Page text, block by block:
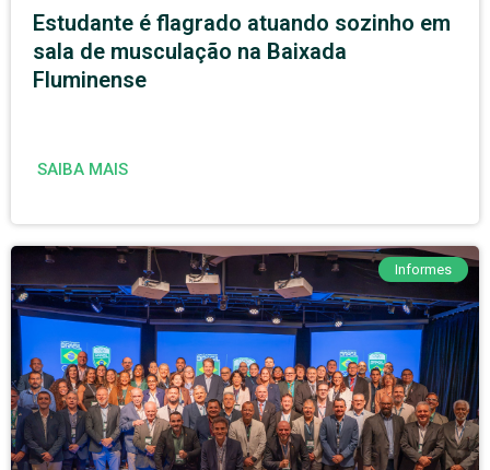
Estudante é flagrado atuando sozinho em
sala de musculação na Baixada
Fluminense
SAIBA MAIS
Informes